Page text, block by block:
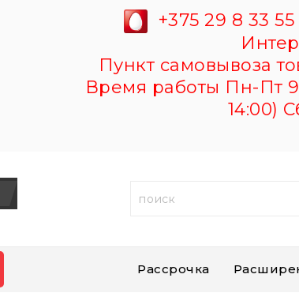
+375 29 8 33
Пункт самовывоза
Время работы Пн-Пт
14:00)
Рассрочка